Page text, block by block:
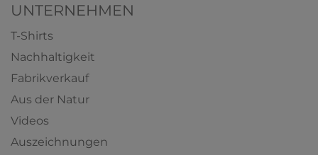
UNTERNEHMEN
T-Shirts
Nachhaltigkeit
Fabrikverkauf
Aus der Natur
Videos
Auszeichnungen